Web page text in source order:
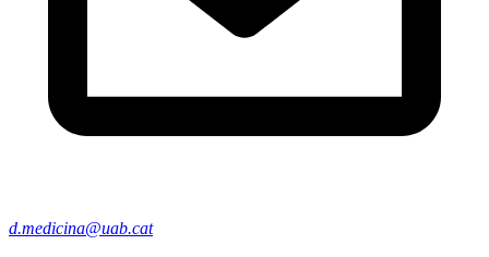
d.medicina@uab.cat